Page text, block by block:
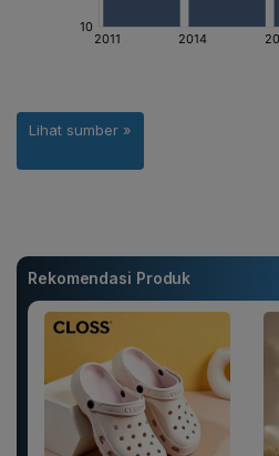
Rekomendasi Produk